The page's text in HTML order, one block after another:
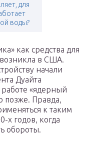
для
воды?
как средства для
в США.
начали
Дуайта
«ядерный
позже. Правда,
к таким
х годов, когда
обороты.